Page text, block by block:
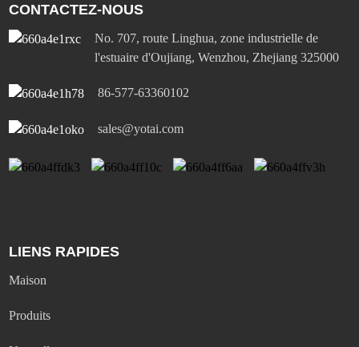
CONTACTEZ-NOUS
No. 707, route Linghua, zone industrielle de
l'estuaire d'Oujiang, Wenzhou, Zhejiang 325000
86-577-63360102
sales@yotai.com
LIENS RAPIDES
Maison
Produits